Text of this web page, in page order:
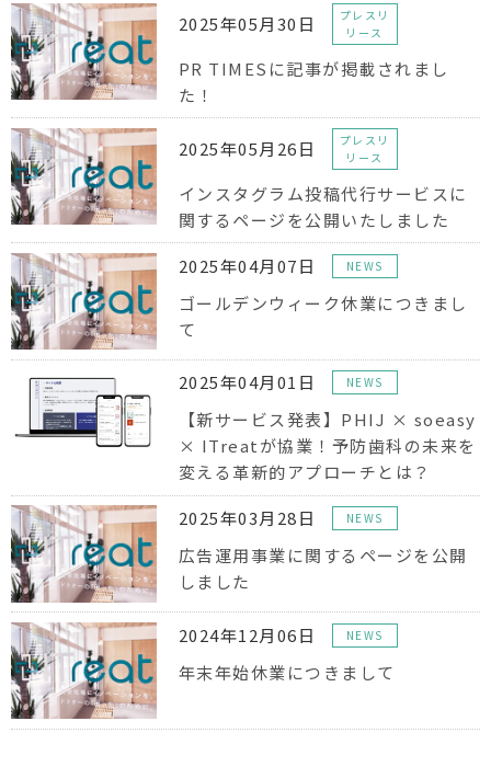
2025年05月30日
プレスリ
リース
PR TIMESに記事が掲載されまし
た！
2025年05月26日
プレスリ
リース
インスタグラム投稿代行サービスに
関するページを公開いたしました
2025年04月07日 NEWS
ゴールデンウィーク休業につきまし
て
2025年04月01日 NEWS
【新サービス発表】PHIJ × soeasy
× ITreatが協業！予防歯科の未来を
変える革新的アプローチとは？
2025年03月28日 NEWS
広告運用事業に関するページを公開
しました
2024年12月06日 NEWS
年末年始休業につきまして